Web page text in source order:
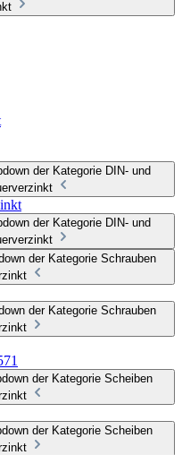
der Kategorie DIN- und
der Kategorie DIN- und
der Kategorie Schrauben
der Kategorie Schrauben
der Kategorie Scheiben
der Kategorie Scheiben